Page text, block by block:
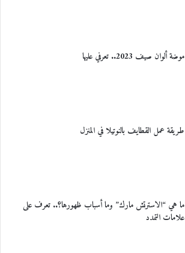
موضة ألوان صيف 2023.. تعرفي عليها
طريقة عمل القطايف بالنوتيلا في المنزل
ما هي “الاسترتش مارك” وما أسباب ظهورها؟.. تعرف على
علامات التمدد